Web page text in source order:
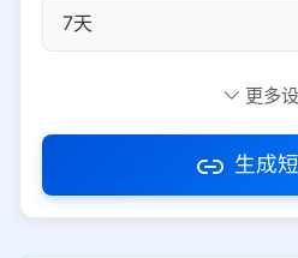
访问密码
更多
生成